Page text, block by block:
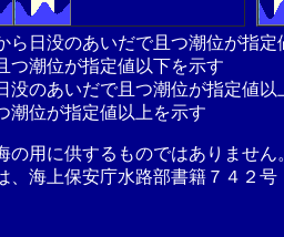
ら日没のあいだで且つ潮位が指
つ潮位が指定値以下を示す
没のあいだで且つ潮位が指定値以
潮位が指定値以上を示す
の用に供するものではありませ
、海上保安庁水路部書籍７４２